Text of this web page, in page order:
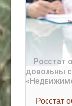
Росстат